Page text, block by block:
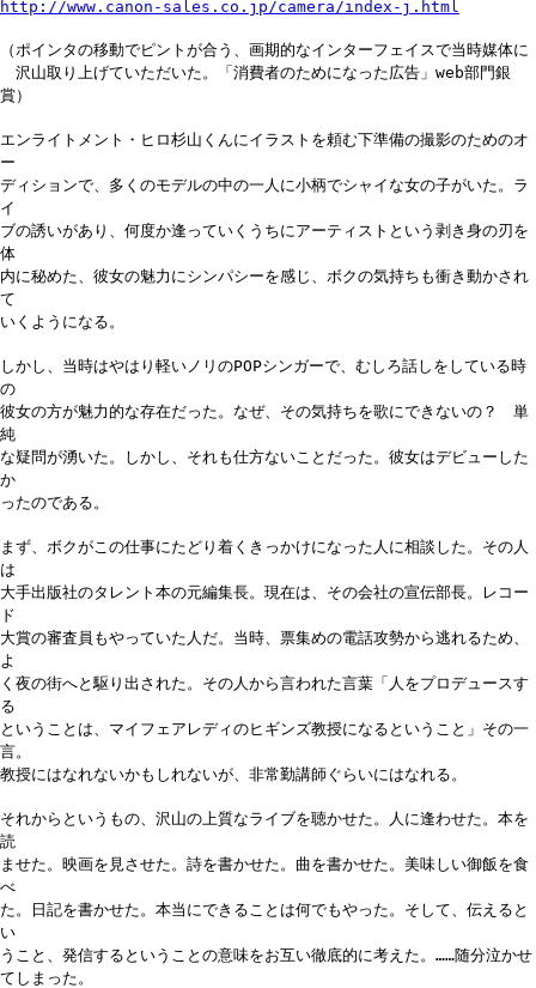
http://www.canon-sales.co.jp/camera/index-j.html
（ポインタの移動でピントが合う、画期的なインターフェイスで当時媒体に
沢山取り上げていただいた。「消費者のためになった広告」web部門銀
賞）
エンライトメント・ヒロ杉山くんにイラストを頼む下準備の撮影のためのオ
ー
ディションで、多くのモデルの中の一人に小柄でシャイな女の子がいた。ラ
イ
ブの誘いがあり、何度か逢っていくうちにアーティストという剥き身の刃を
体
内に秘めた、彼女の魅力にシンパシーを感じ、ボクの気持ちも衝き動かされ
て
いくようになる。
しかし、当時はやはり軽いノリのPOPシンガーで、むしろ話しをしている時
の
彼女の方が魅力的な存在だった。なぜ、その気持ちを歌にできないの？ 単
純
な疑問が湧いた。しかし、それも仕方ないことだった。彼女はデビューした
か
ったのである。
まず、ボクがこの仕事にたどり着くきっかけになった人に相談した。その人
は
大手出版社のタレント本の元編集長。現在は、その会社の宣伝部長。レコー
ド
大賞の審査員もやっていた人だ。当時、票集めの電話攻勢から逃れるため、
よ
く夜の街へと駆り出された。その人から言われた言葉「人をプロデュースす
る
ということは、マイフェアレディのヒギンズ教授になるということ」その一
言。
教授にはなれないかもしれないが、非常勤講師ぐらいにはなれる。
それからというもの、沢山の上質なライブを聴かせた。人に逢わせた。本を
読
ませた。映画を見させた。詩を書かせた。曲を書かせた。美味しい御飯を食
べ
た。日記を書かせた。本当にできることは何でもやった。そして、伝えると
い
うこと、発信するということの意味をお互い徹底的に考えた。……随分泣かせ
てしまった。